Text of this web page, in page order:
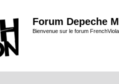
Forum Depeche
Bienvenue sur le forum